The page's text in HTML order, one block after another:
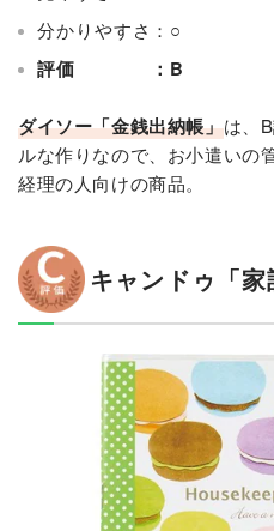
分かりやすさ：○
評価 ：B
ダイソー「金銭出納帳」は、
ルな作りなので、お小遣いの
経理の人向けの商品。
キャンドゥ「家